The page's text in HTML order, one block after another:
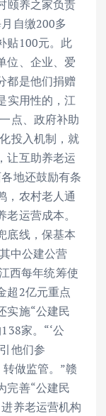
颐养之家负责
自缴200多
贴100元。此
位、企业、爱
都是他们捐赠
实用性的，江
点、政府补助
投入机制，就
让互助养老运
地还鼓励有条
，农村老人通
运营成本。
底线，保基本
中公建公营
西每年统筹使
超2亿元重点
实施“公建民
家。“‘公
他们参
做监管。”赣
完善“公建民
养老运营机构